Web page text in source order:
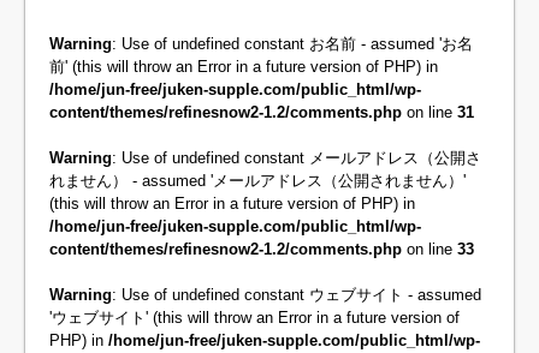
Warning: Use of undefined constant お名前 - assumed 'お名
前' (this will throw an Error in a future version of PHP) in
/home/jun-free/juken-supple.com/public_html/wp-
content/themes/refinesnow2-1.2/comments.php on line 31
Warning: Use of undefined constant メールアドレス（公開さ
れません） - assumed 'メールアドレス（公開されません）'
(this will throw an Error in a future version of PHP) in
/home/jun-free/juken-supple.com/public_html/wp-
content/themes/refinesnow2-1.2/comments.php on line 33
Warning: Use of undefined constant ウェブサイト - assumed
'ウェブサイト' (this will throw an Error in a future version of
PHP) in /home/jun-free/juken-supple.com/public_html/wp-